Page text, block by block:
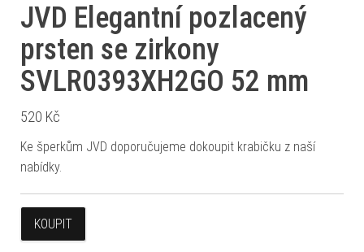
JVD Elegantní pozlacený
prsten se zirkony
SVLR0393XH2GO 52 mm
520 Kč
Ke šperkům JVD doporučujeme dokoupit krabičku z naší
nabídky.
KOUPIT